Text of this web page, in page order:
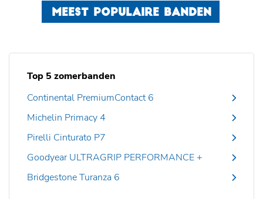
MEEST POPULAIRE BANDEN
Top 5 zomerbanden
Continental PremiumContact 6
Michelin Primacy 4
Pirelli Cinturato P7
Goodyear ULTRAGRIP PERFORMANCE +
Bridgestone Turanza 6